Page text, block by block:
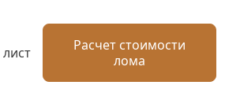
Расчет стоимости
лома